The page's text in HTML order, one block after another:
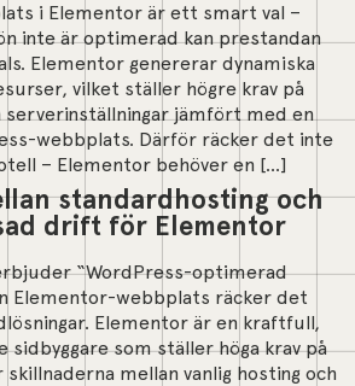
i Elementor är ett smart val –
inte är optimerad kan prestandan
Elementor genererar dynamiska
vilket ställer högre krav på
serverinställningar jämfört med en
webbplats. Därför räcker det inte
– Elementor behöver en […]
standardhosting och
drift för Elementor
“WordPress-optimerad
Elementor-webbplats räcker det
Elementor är en kraftfull,
sidbyggare som ställer höga krav på
mellan vanlig hosting och